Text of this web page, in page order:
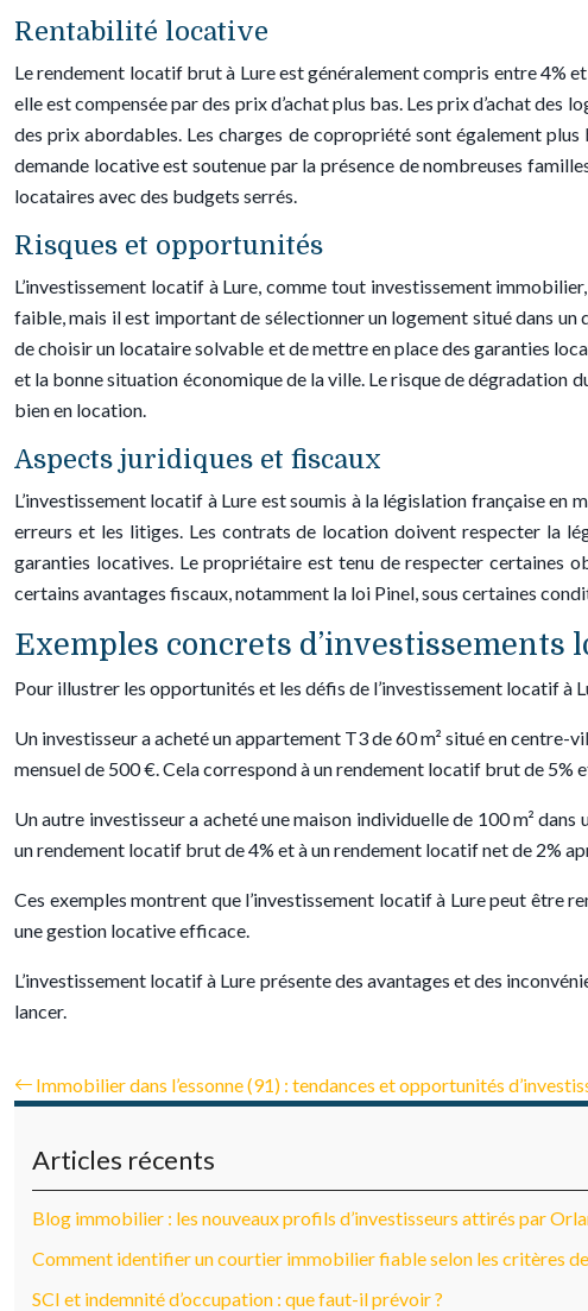
Rentabilité locative
Le rendement locatif brut à Lure est généralement compris entre 4%
elle est compensée par des prix d’achat plus bas. Les prix d’achat des
des prix abordables. Les charges de copropriété sont également
demande locative est soutenue par la présence de nombreuses
locataires avec des budgets serrés.
Risques et opportunités
L’investissement locatif à Lure, comme tout investissement
faible, mais il est important de sélectionner un logement situé dans
de choisir un locataire solvable et de mettre en place des garanties
et la bonne situation économique de la ville. Le risque de dégradation
bien en location.
Aspects juridiques et fiscaux
L’investissement locatif à Lure est soumis à la législation française
erreurs et les litiges. Les contrats de location doivent respecter la
garanties locatives. Le propriétaire est tenu de respecter certaines
certains avantages fiscaux, notamment la loi Pinel, sous certaines
Exemples concrets d’investissements
Pour illustrer les opportunités et les défis de l’investissement locatif à
Un investisseur a acheté un appartement T3 de 60 m² situé en
mensuel de 500 €. Cela correspond à un rendement locatif brut de
Un autre investisseur a acheté une maison individuelle de 100 m²
un rendement locatif brut de 4% et à un rendement locatif net de 2%
Ces exemples montrent que l’investissement locatif à Lure peut être
une gestion locative efficace.
L’investissement locatif à Lure présente des avantages et des
lancer.
Immobilier dans l’essonne (91) : tendances et opportunités
Articles récents
Blog immobilier : les nouveaux profils d’investisseurs attirés par
Comment identifier un courtier immobilier fiable selon les critères
SCI et indemnité d’occupation : que faut-il prévoir ?